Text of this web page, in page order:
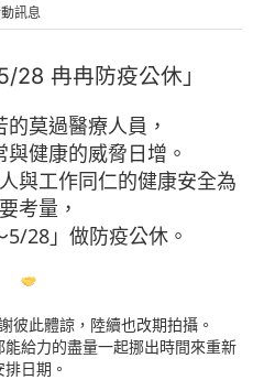
訊息
28 冉冉防疫公休」
莫過醫療人員，
健康的威脅日增。
與工作同仁的健康安全為
考量，
28」做防疫公休。
彼此體諒，陸續也改期拍攝。
給力的盡量一起挪出時間來重新
排日期。